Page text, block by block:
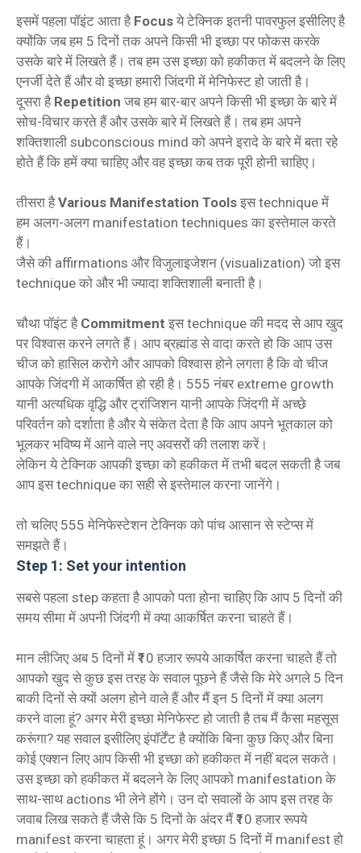
इसमें पहला पॉइंट आता है Focus ये टेक्निक इतनी पावरफुल इसीलिए है
क्योंकि जब हम 5 दिनों तक अपने किसी भी इच्छा पर फोकस करके
उसके बारे में लिखते हैं। तब हम उस इच्छा को हकीकत में बदलने के लिए
एनर्जी देते हैं और वो इच्छा हमारी जिंदगी में मेनिफेस्ट हो जाती है।
दूसरा है Repetition जब हम बार-बार अपने किसी भी इच्छा के बारे में
सोच-विचार करते हैं और उसके बारे में लिखते हैं। तब हम अपने
शक्तिशाली subconscious mind को अपने इरादे के बारे में बता रहे
होते हैं कि हमें क्या चाहिए और वह इच्छा कब तक पूरी होनी चाहिए।
तीसरा हैVarious Manifestation Tools इस technique में
हम अलग-अलग manifestation techniques का इस्तेमाल करते
हैं।
जैसे की affirmations और विजुलाइजेशन (visualization) जो इस
technique को और भी ज्यादा शक्तिशाली बनाती है।
चौथा पॉइंट है Commitment इस technique की मदद से आप खुद
पर विश्वास करने लगते हैं। आप ब्रह्मांड से वादा करते हो कि आप उस
चीज को हासिल करोगे और आपको विश्वास होने लगता है कि वो चीज
आपके जिंदगी में आकर्षित हो रही है। 555 नंबर extreme growth
यानी अत्यधिक वृद्धि और ट्रांजिशन यानी आपके जिंदगी में अच्छे
परिवर्तन को दर्शाता है और ये संकेत देता है कि आप अपने भूतकाल को
भूलकर भविष्य में आने वाले नए अवसरों की तलाश करें।
लेकिन ये टेक्निक आपकी इच्छा को हकीकत में तभी बदल सकती है जब
आप इस technique का सही से इस्तेमाल करना जानेंगे।
तो चलिए 555 मेनिफेस्टेशन टेक्निक को पांच आसान से स्टेप्स में
समझते हैं।
Step 1: Set your intention
सबसे पहला step कहता है आपको पता होना चाहिए कि आप 5 दिनों की
समय सीमा में अपनी जिंदगी में क्या आकर्षित करना चाहते हैं।
मान लीजिए अब 5 दिनों में ₹10 हजार रूपये आकर्षित करना चाहते हैं तो
आपको खुद से कुछ इस तरह के सवाल पूछने हैं जैसे कि मेरे अगले 5 दिन
बाकी दिनों से क्यों अलग होने वाले हैं और मैं इन 5 दिनों में क्या अलग
करने वाला हूं? अगर मेरी इच्छा मेनिफेस्ट हो जाती है तब मैं कैसा महसूस
करूंगा? यह सवाल इसीलिए इंपॉर्टेंट है क्योंकि बिना कुछ किए और बिना
कोई एक्शन लिए आप किसी भी इच्छा को हकीकत में नहीं बदल सकते।
उस इच्छा को हकीकत में बदलने के लिए आपको manifestation के
साथ-साथ actions भी लेने होंगे। उन दो सवालों के आप इस तरह के
जवाब लिख सकते हैं जैसे कि 5 दिनों के अंदर मैं ₹10 हजार रूपये
manifest करना चाहता हूं। अगर मेरी इच्छा 5 दिनों में manifest हो